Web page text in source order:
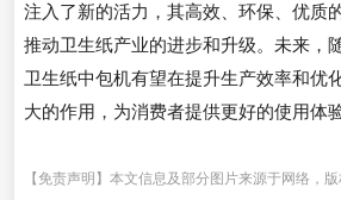
注入了新的活力，其高效、环保、优质
推动卫生纸产业的进步和升级。未来，
卫生纸中包机有望在提升生产效率和优
大的作用，为消费者提供更好的使用体验
【免责声明】本文信息及部分图片来源于网络，